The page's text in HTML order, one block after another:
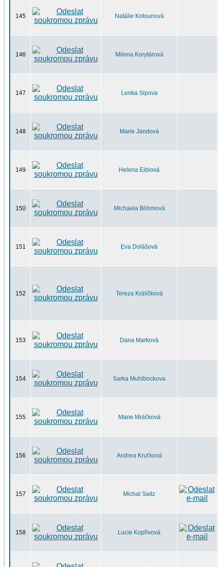
145 Natálie Kotounová
146 Milena Korytárová
147 Lenka Sipova
148 Marie Jandová
149 Helena Eiblová
150 Michaela Böhmová
151 Eva Dolášová
152 Tereza Králíčková
153 Dana Marková
154 Sarka Muhlbockova
155 Marie Mráčková
156 Andrea Kruťková
157 Michal Saitz
158 Lucie Kopřivová